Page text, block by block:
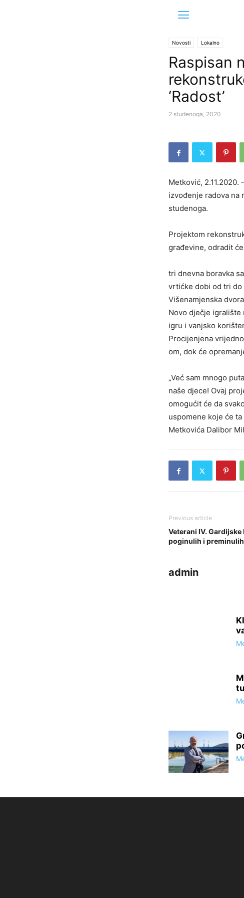
Novosti Lokalno
Raspisan
‘Radost’
2 studenoga, 2020
Metković,
izvođenje radova na
studenoga.
Projektom
građevine, odradit
tri dnevna boravka
vrtićke dobi od tri do
Višenamjenska
Novo dječje igralište
igru i vanjsko
Procijenjena
om, dok će
„Već sam mnogo
naše djece! Ovaj
omogućit će da
uspomene koje će
Metkovića Dalibor
Previous article
Veterani IV.
poginulih i
admin